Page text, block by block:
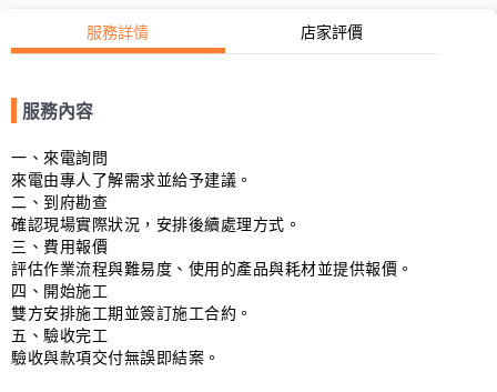
服務詳情 店家評價
服務內容
一、來電詢問
來電由專人了解需求並給予建議。
二、到府勘查
確認現場實際狀況，安排後續處理方式。
三、費用報價
評估作業流程與難易度、使用的產品與耗材並提供報價。
四、開始施工
雙方安排施工期並簽訂施工合約。
五、驗收完工
驗收與款項交付無誤即結案。